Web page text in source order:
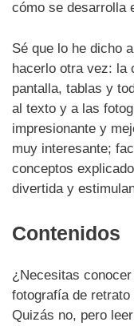
cómo se desarrolla
Sé que lo he dicho
hacerlo otra vez: la
pantalla, tablas y
al texto y a las
impresionante y
muy interesante;
conceptos
divertida y
Contenidos
¿Necesitas
fotografía de
Quizás no, pero